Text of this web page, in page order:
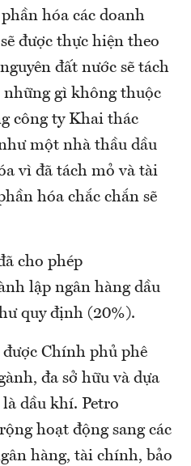
hóa các doanh
được thực hiện theo
đất nước sẽ tách
gì không thuộc
công ty Khai thác
một nhà thầu dầu
vì đã tách mỏ và tài
hóa chắc chắn sẽ
cho phép
lập ngân hàng dầu
quy định (20%).
Chính phủ phê
đa sở hữu và dựa
dầu khí. Petro
hoạt động sang các
hàng, tài chính, bảo